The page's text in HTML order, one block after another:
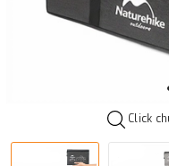
Click